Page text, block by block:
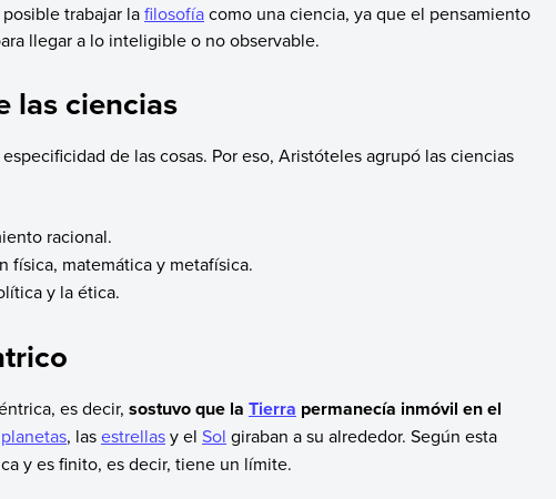
trabajar lafilosofíacomo una ciencia, ya que el pensamiento
llegar a lo inteligible o no observable.
las ciencias
de las cosas. Por eso, Aristóteles agrupó las ciencias
racional.
física, matemática y metafísica.
y la ética.
es decir, sostuvo que la Tierra permanecía inmóvil en el
planetas, lasestrellasy el Sol giraban a su alrededor. Según esta
y es finito, es decir, tiene un límite.